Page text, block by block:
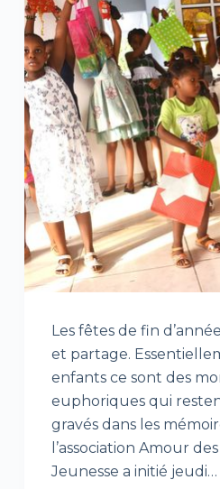
Les fêtes de fin
et partage.
enfants ce sont des
euphoriques qui
gravés dans les
l’association Amour
Jeunesse a initié jeudi…